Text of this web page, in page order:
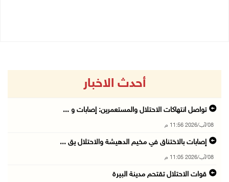
أحدث الاخبار
تواصل انتهاكات الاحتلال والمستعمرين: إصابات و ...
08/آب/2026 11:56 م
إصابات بالاختناق في مخيم الدهيشة والاحتلال يق ...
08/آب/2026 11:05 م
قوات الاحتلال تقتحم مدينة البيرة